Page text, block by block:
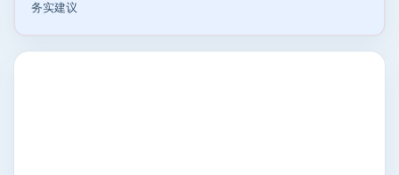
务实建议